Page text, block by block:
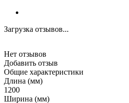
Загрузка отзывов...
Нет отзывов
Добавить отзыв
Общие характеристики
Длина (мм)
1200
Ширина (мм)